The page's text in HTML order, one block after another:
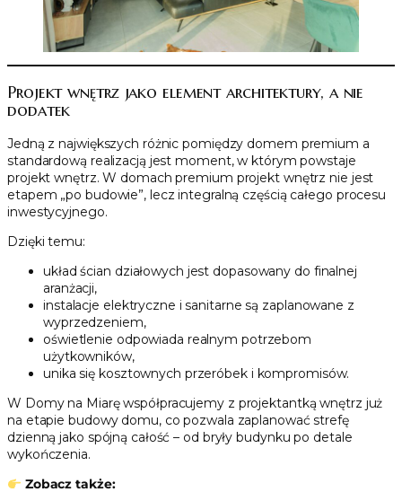
Projekt wnętrz jako element architektury, a nie
dodatek
Jedną z największych różnic pomiędzy domem premium a
standardową realizacją jest moment, w którym powstaje
projekt wnętrz. W domach premium projekt wnętrz nie jest
etapem „po budowie”, lecz integralną częścią całego procesu
inwestycyjnego.
Dzięki temu:
układ ścian działowych jest dopasowany do finalnej
aranżacji,
instalacje elektryczne i sanitarne są zaplanowane z
wyprzedzeniem,
oświetlenie odpowiada realnym potrzebom
użytkowników,
unika się kosztownych przeróbek i kompromisów.
W Domy na Miarę współpracujemy z projektantką wnętrz już
na etapie budowy domu, co pozwala zaplanować strefę
dzienną jako spójną całość – od bryły budynku po detale
wykończenia.
Zobacz także: